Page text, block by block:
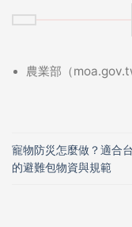
農業部（
寵物防災怎麼做？適合
的避難包物資與規範